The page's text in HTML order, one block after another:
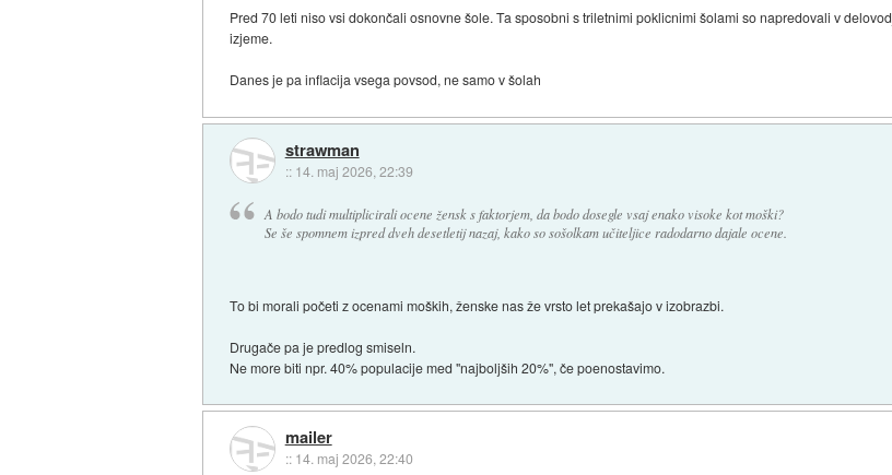
Pred 70 leti niso vsi dokončali osnovne šole. Ta sposobni s triletnimi poklicnimi šolami so napredovali v
izjeme.
Danes je pa inflacija vsega povsod, ne samo v šolah
strawman
:: 14. maj 2026, 22:39
A bodo tudi multiplicirali ocene žensk s faktorjem, da bodo dosegle vsaj enako visoke kot moški?
Se še spomnem izpred dveh desetletij nazaj, kako so sošolkam učiteljice radodarno dajale ocene.
To bi morali početi z ocenami moških, ženske nas že vrsto let prekašajo v izobrazbi.
Drugače pa je predlog smiseln.
Ne more biti npr. 40% populacije med "najboljših 20%", če poenostavimo.
mailer
:: 14. maj 2026, 22:40